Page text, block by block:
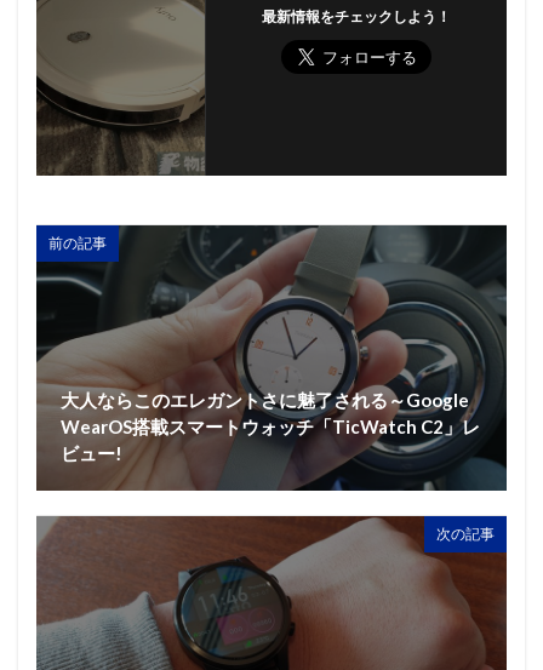
最新情報をチェックしよう！
前の記事
大人ならこのエレガントさに魅了される～Google
WearOS搭載スマートウォッチ「TicWatch C2」レ
ビュー!
次の記事